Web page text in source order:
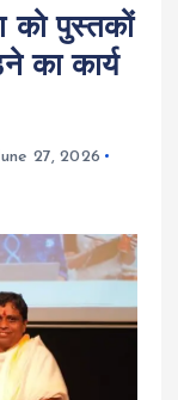
को पुस्तकों
का कार्य
27, 2026